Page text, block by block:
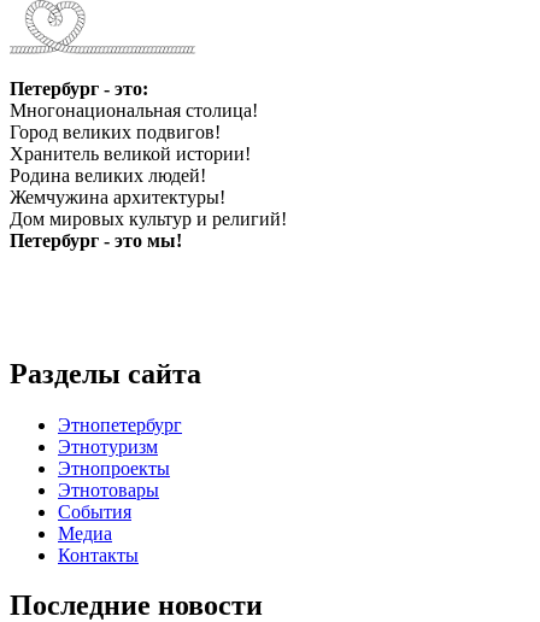
Петербург - это:
Многонациональная столица!
Город великих подвигов!
Хранитель великой истории!
Родина великих людей!
Жемчужина архитектуры!
Дом мировых культур и религий!
Петербург - это мы!
Разделы сайта
Этнопетербург
Этнотуризм
Этнопроекты
Этнотовары
События
Медиа
Контакты
Последние новости